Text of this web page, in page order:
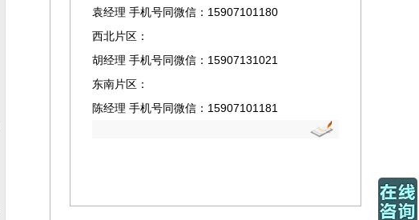
袁经理 手机号同微信：15907101180
西北片区：
胡经理 手机号同微信：15907131021
东南片区：
陈经理 手机号同微信：15907101181